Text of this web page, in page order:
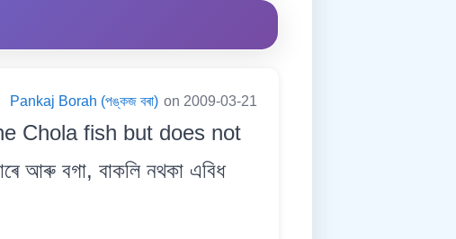
Pankaj Borah (পঙ্কজ বৰা) on 2009-03-21
Chola fish but does not
আৰু বগা, বাকলি নথকা এবিধ